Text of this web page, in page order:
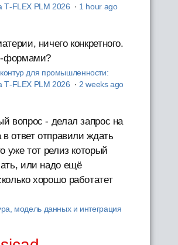
PLM 2026 · 1 hour ago
ничего конкретного.
формами?
для промышленности:
PLM 2026 · 2 weeks ago
вопрос - делал запрос на
в ответ отправили ждать
уже тот релиз который
или надо ещё
хорошо работатет
модель данных и интеграция